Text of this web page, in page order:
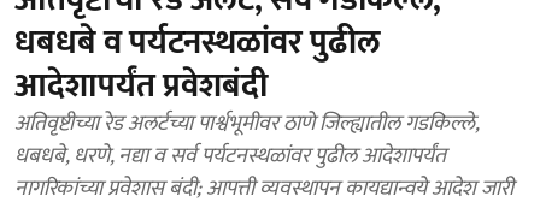
धबधबे व पर्यटनस्थळांवर पुढील
आदेशापर्यंत प्रवेशबंदी
अतिवृष्टीच्या रेड अलर्टच्या पार्श्वभूमीवर ठाणे जिल्ह्यातील गडकिल्ले,
धबधबे, धरणे, नद्या व सर्व पर्यटनस्थळांवर पुढील आदेशापर्यंत
नागरिकांच्या प्रवेशास बंदी; आपत्ती व्यवस्थापन कायद्यान्वये आदेश जारी